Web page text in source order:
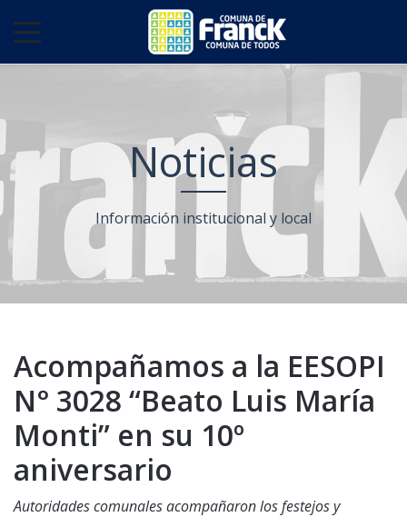
Noticias
Información institucional y local
Acompañamos a la EESOPI
N° 3028 “Beato Luis María
Monti” en su 10º
aniversario
Autoridades comunales acompañaron los festejos y